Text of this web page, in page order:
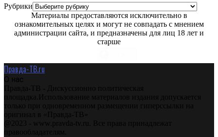
Рубрики
Материалы предоставляются исключительно в
ознакомительных целях и могут не совпадать с мнением
администрации сайта, и предназначены для лиц 18 лет и
старше
Правда-ТВ.ru
О нас
Правда-ТВ - Дискуссионно политическая
площадка.Использование материалов издания допускается
только при одновременном размещении гиперссылки на
оригинал в «Правда-ТВ»
@2023 - www.pravda-tv.ru. Все права принадлежат
правообладателям.